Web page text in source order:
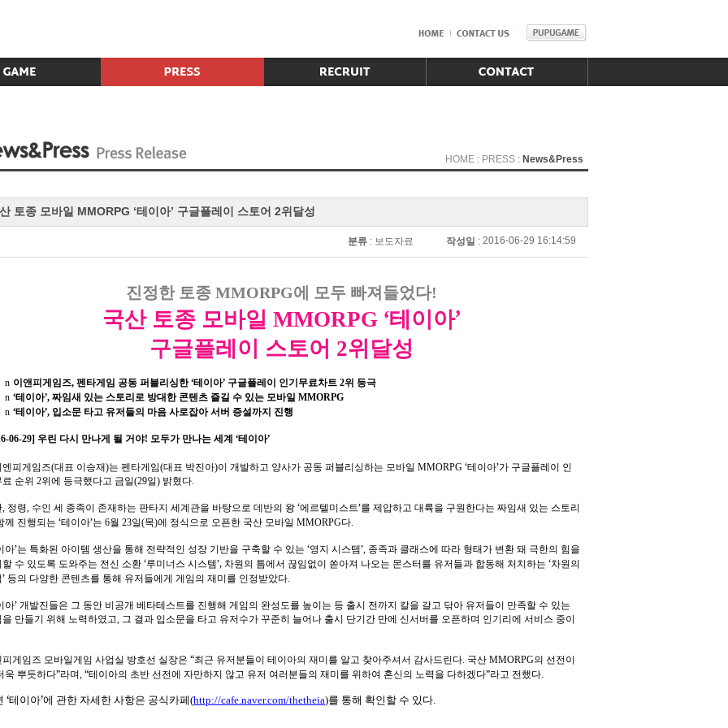
HOME : PRESS : News&Press
토종 모바일 MMORPG ‘테이아’ 구글플레이 스토어 2위달성
분류 : 보도자료 작성일 : 2016-06-29 16:14:59
진정한 토종 MMORPG에 모두 빠져들었다!
국산 토종 모바일 MMORPG ‘테이아’
구글플레이 스토어 2위달성
n 이앤피게임즈, 펜타게임 공동 퍼블리싱한‘테이아’구글플레이 인기무료차트2위 등극
n ‘테이아’, 짜임새 있는 스토리로 방대한 콘텐츠 즐길 수 있는 모바일 MMORPG
n ‘테이아’, 입소문 타고 유저들의 마음 사로잡아 서버 증설까지 진행
06-29] 우린 다시 만나게 될 거야! 모두가 만나는 세계 ‘테이아’
엔피게임즈(대표 이승재)는 펜타게임(대표 박진아)이 개발하고 양사가 공동 퍼블리싱하는 모바일 MMORPG ‘테이아’가 구글플레이 인
순위 2위에 등극했다고 금일(29일) 밝혔다.
, 정령, 수인 세 종족이 존재하는 판타지 세계관을 바탕으로 데반의 왕 ‘에르텔미스트’를 제압하고 대륙을 구원한다는 짜임새 있는 스토리
께 진행되는 ‘테이아’는 6월 23일(목)에 정식으로 오픈한 국산 모바일 MMORPG다.
아’는 특화된 아이템 생산을 통해 전략적인 성장 기반을 구축할 수 있는 ‘영지 시스템’, 종족과 클래스에 따라 형태가 변환 돼 극한의 힘을
할 수 있도록 도와주는 전신 소환 ‘루미너스 시스템’, 차원의 틈에서 끊임없이 쏟아져 나오는 몬스터를 유저들과 합동해 처치하는 ‘차원의
’ 등의 다양한 콘텐츠를 통해 유저들에게 게임의 재미를 인정받았다.
아’ 개발진들은 그 동안 비공개 베타테스트를 진행해 게임의 완성도를 높이는 등 출시 전까지 칼을 갈고 닦아 유저들이 만족할 수 있는
을 만들기 위해 노력하였고, 그 결과 입소문을 타고 유저수가 꾸준히 늘어나 출시 단기간 만에 신서버를 오픈하며 인기리에 서비스 중이
피게임즈 모바일게임 사업실 방호선 실장은 “최근 유저분들이 테이아의 재미를 알고 찾아주셔서 감사드린다. 국산 MMORPG의 선전이
욱 뿌듯하다”라며, “테이아의 초반 선전에 자만하지 않고 유저 여러분들의 재미를 위하여 혼신의 노력을 다하겠다”라고 전했다.
‘테이아’에 관한 자세한 사항은 공식카페(http://cafe.naver.com/thetheia)를 통해 확인할 수 있다.